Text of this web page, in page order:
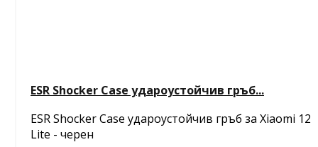
ESR Shocker Case удароустойчив гръб...
ESR Shocker Case удароустойчив гръб за Xiaomi 12
Lite - черен